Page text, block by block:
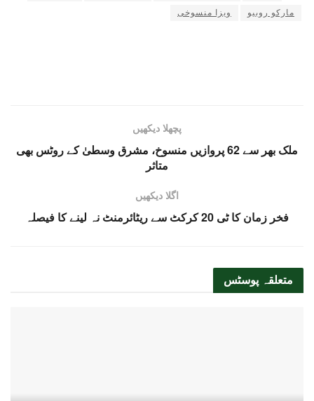
مارکو روبیو
ویزا منسوخی
پچھلا دیکھیں
ملک بھر سے 62 پروازیں منسوخ، مشرق وسطیٰ کے روٹس بھی
متاثر
اگلا دیکھیں
فخر زمان کا ٹی 20 کرکٹ سے ریٹائرمنٹ نہ لینے کا فیصلہ
متعلقہ پوسٹس